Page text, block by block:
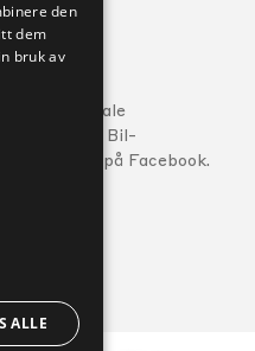
Følg din lokale
Kverneland Bil-
forhandler på Facebook.
den
dem
bruk av
ALLE